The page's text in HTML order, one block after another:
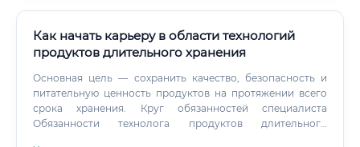
Как начать карьеру в области технологий
продуктов длительного хранения
Основная цель — сохранить качество, безопасность и
питательную ценность продуктов на протяжении всего
срока хранения. Круг обязанностей специалиста
Обязанности технолога продуктов длительного